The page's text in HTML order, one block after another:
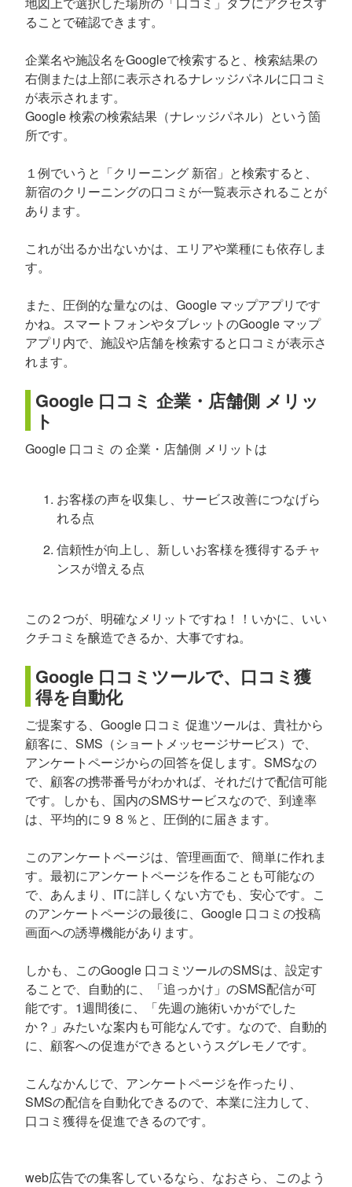
ることで確認できます。
企業名や施設名をGoogleで検索すると、検索結果の
右側または上部に表示されるナレッジパネルに口コミ
が表示されます。
Google 検索の検索結果（ナレッジパネル）という箇
所です。
１例でいうと「クリーニング 新宿」と検索すると、
新宿のクリーニングの口コミが一覧表示されることが
あります。
これが出るか出ないかは、エリアや業種にも依存しま
す。
また、圧倒的な量なのは、Google マップアプリです
かね。スマートフォンやタブレットのGoogle マップ
アプリ内で、施設や店舗を検索すると口コミが表示さ
れます。
Google 口コミ 企業・店舗側 メリッ
ト
Google 口コミ の 企業・店舗側 メリットは
お客様の声を収集し、サービス改善につなげら
れる点
信頼性が向上し、新しいお客様を獲得するチャ
ンスが増える点
この２つが、明確なメリットですね！！いかに、いい
クチコミを醸造できるか、大事ですね。
Google 口コミツールで、口コミ獲
得を自動化
ご提案する、Google 口コミ 促進ツールは、貴社から
顧客に、SMS（ショートメッセージサービス）で、
アンケートページからの回答を促します。SMSなの
で、顧客の携帯番号がわかれば、それだけで配信可能
です。しかも、国内のSMSサービスなので、到達率
は、平均的に９８％と、圧倒的に届きます。
このアンケートページは、管理画面で、簡単に作れま
す。最初にアンケートページを作ることも可能なの
で、あんまり、ITに詳しくない方でも、安心です。こ
のアンケートページの最後に、Google 口コミの投稿
画面への誘導機能があります。
しかも、このGoogle 口コミツールのSMSは、設定す
ることで、自動的に、「追っかけ」のSMS配信が可
能です。1週間後に、「先週の施術いかがでした
か？」みたいな案内も可能なんです。なので、自動的
に、顧客への促進ができるというスグレモノです。
こんなかんじで、アンケートページを作ったり、
SMSの配信を自動化できるので、本業に注力して、
口コミ獲得を促進できるのです。
web広告での集客しているなら、なおさら、このよう